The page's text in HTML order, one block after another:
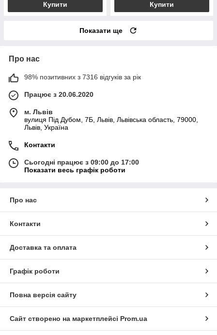
Купити Купити
Показати ще
Про нас
98% позитивних з 7316 відгуків за рік
Працює з 20.06.2020
м. Львів
вулиця Під Дубом, 7Б, Львів, Львівська область, 79000,
Львів, Україна
Контакти
Сьогодні працює з 09:00 до 17:00
Показати весь графік роботи
Про нас
Контакти
Доставка та оплата
Графік роботи
Повна версія сайту
Сайт створено на маркетплейсі Prom.ua